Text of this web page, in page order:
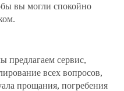
вы могли спокойно
сервис,
всех вопросов,
прощания, погребения